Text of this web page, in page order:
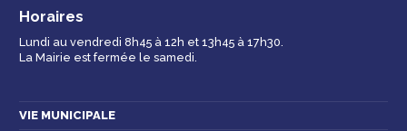
Horaires
Lundi au vendredi 8h45 à 12h et 13h45 à 17h30.
La Mairie est fermée le samedi.
VIE MUNICIPALE